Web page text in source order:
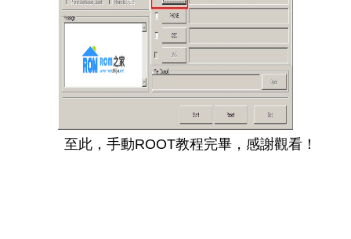
至此，手動ROOT教程完畢，感謝觀看！